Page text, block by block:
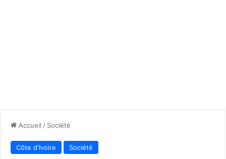
Accueil / Société
Côte d'Ivoire Société